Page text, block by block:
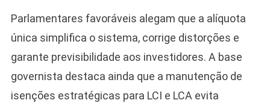
Parlamentares favoráveis alegam que a alíquota
única simplifica o sistema, corrige distorções e
garante previsibilidade aos investidores. A base
governista destaca ainda que a manutenção de
isenções estratégicas para LCI e LCA evita